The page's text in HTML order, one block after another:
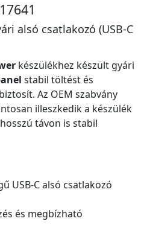
alsó csatlakozó (USB-C
készülékhez készült gyári
stabil töltést és
Az OEM szabvány
illeszkedik a készülék
távon is stabil
USB-C alsó csatlakozó
és megbízható